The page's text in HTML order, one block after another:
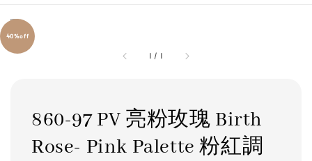
1 / 1
40%off
860-97 PV 亮粉玫瑰 Birth
Rose- Pink Palette 粉紅調